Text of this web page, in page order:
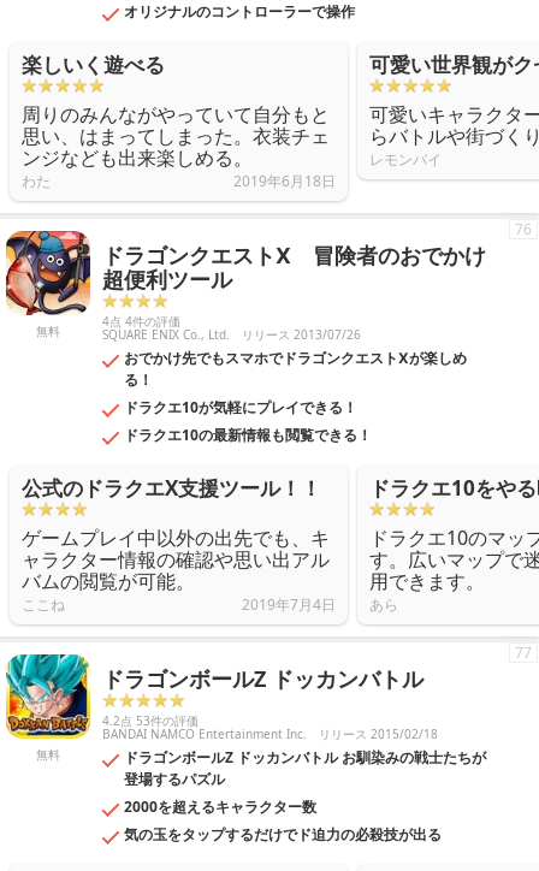
オリジナルのコントローラーで操作
楽しいく遊べる
周りのみんながやっていて自分もと
思い、はまってしまった。衣装チェ
ンジなども出来楽しめる。
わた 2019年6月18日
可愛い世界観が
可愛いキャラクタ
らバトルや街づく
レモンパイ
無料
ドラゴンクエストⅩ 冒険者のおでかけ
超便利ツール
4点 4件の評価
SQUARE ENIX Co., Ltd. リリース 2013/07/26
おでかけ先でもスマホでドラゴンクエストⅩが楽しめ
る！
ドラクエ10が気軽にプレイできる！
ドラクエ10の最新情報も閲覧できる！
76
公式のドラクエX支援ツール！！
ゲームプレイ中以外の出先でも、キ
ャラクター情報の確認や思い出アル
バムの閲覧が可能。
ここね 2019年7月4日
ドラクエ10をや
ドラクエ10のマッ
す。広いマップで
用できます。
あら
無料
ドラゴンボールZ ドッカンバトル
4.2点 53件の評価
BANDAI NAMCO Entertainment Inc. リリース 2015/02/18
ドラゴンボールZ ドッカンバトル お馴染みの戦士たちが
登場するパズル
2000を超えるキャラクター数
気の玉をタップするだけでド迫力の必殺技が出る
77